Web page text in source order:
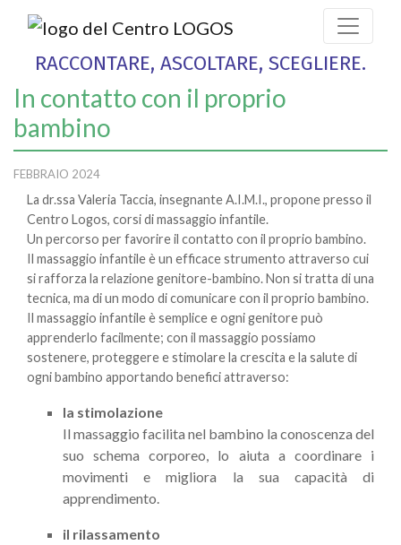
RACCONTARE, ASCOLTARE, SCEGLIERE.
In contatto con il proprio
bambino
FEBBRAIO 2024
La dr.ssa Valeria Taccia, insegnante A.I.M.I., propone presso il
Centro Logos, corsi di massaggio infantile.
Un percorso per favorire il contatto con il proprio bambino.
Il massaggio infantile è un efficace strumento attraverso cui
si rafforza la relazione genitore-bambino. Non si tratta di una
tecnica, ma di un modo di comunicare con il proprio bambino.
Il massaggio infantile è semplice e ogni genitore può
apprenderlo facilmente; con il massaggio possiamo
sostenere, proteggere e stimolare la crescita e la salute di
ogni bambino apportando benefici attraverso:
la stimolazione
Il massaggio facilita nel bambino la conoscenza del
suo schema corporeo, lo aiuta a coordinare i
movimenti e migliora la sua capacità di
apprendimento.
il rilassamento